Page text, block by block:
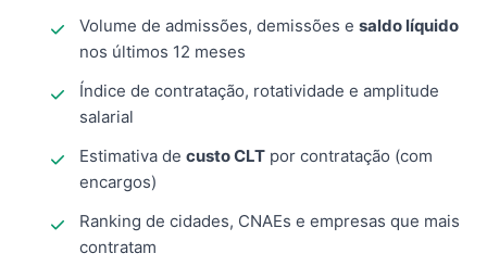
Volume de admissões, demissões e saldo líquido
nos últimos 12 meses
Índice de contratação, rotatividade e amplitude
salarial
Estimativa de custo CLT por contratação (com
encargos)
Ranking de cidades, CNAEs e empresas que mais
contratam